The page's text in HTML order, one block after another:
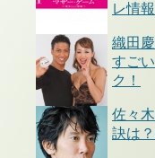
レ情報
織田
すご
ク！
佐々
訣は